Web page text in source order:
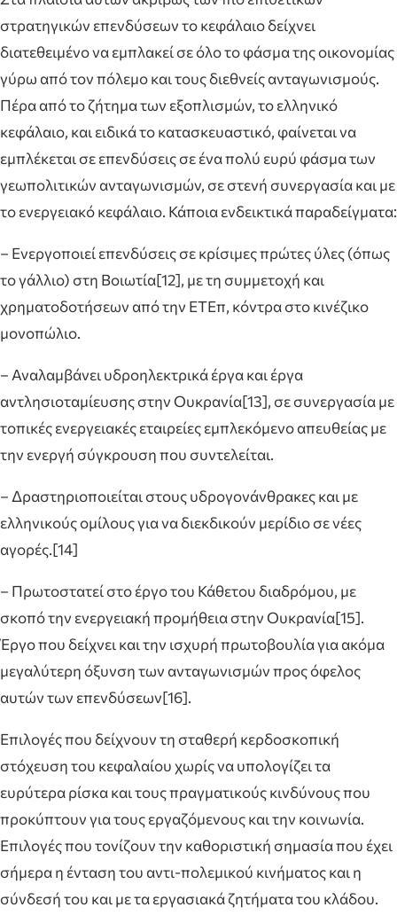
στρατηγικών επενδύσεων το κεφάλαιο δείχνει
διατεθειμένο να εμπλακεί σε όλο το φάσμα της οικονομίας
γύρω από τον πόλεμο και τους διεθνείς ανταγωνισμούς.
Πέρα από το ζήτημα των εξοπλισμών, το ελληνικό
κεφάλαιο, και ειδικά το κατασκευαστικό, φαίνεται να
εμπλέκεται σε επενδύσεις σε ένα πολύ ευρύ φάσμα των
γεωπολιτικών ανταγωνισμών, σε στενή συνεργασία και με
το ενεργειακό κεφάλαιο. Κάποια ενδεικτικά παραδείγματα:
– Ενεργοποιεί επενδύσεις σε κρίσιμες πρώτες ύλες (όπως
το γάλλιο) στη Βοιωτία[12], με τη συμμετοχή και
χρηματοδοτήσεων από την ΕΤΕπ, κόντρα στο κινέζικο
μονοπώλιο.
– Αναλαμβάνει υδροηλεκτρικά έργα και έργα
αντλησιοταμίευσης στην Ουκρανία[13], σε συνεργασία με
τοπικές ενεργειακές εταιρείες εμπλεκόμενο απευθείας με
την ενεργή σύγκρουση που συντελείται.
– Δραστηριοποιείται στους υδρογονάνθρακες και με
ελληνικούς ομίλους για να διεκδικούν μερίδιο σε νέες
αγορές.[14]
– Πρωτοστατεί στο έργο του Κάθετου διαδρόμου, με
σκοπό την ενεργειακή προμήθεια στην Ουκρανία[15].
Έργο που δείχνει και την ισχυρή πρωτοβουλία για ακόμα
μεγαλύτερη όξυνση των ανταγωνισμών προς όφελος
αυτών των επενδύσεων[16].
Επιλογές που δείχνουν τη σταθερή κερδοσκοπική
στόχευση του κεφαλαίου χωρίς να υπολογίζει τα
ευρύτερα ρίσκα και τους πραγματικούς κινδύνους που
προκύπτουν για τους εργαζόμενους και την κοινωνία.
Επιλογές που τονίζουν την καθοριστική σημασία που έχει
σήμερα η ένταση του αντι-πολεμικού κινήματος και η
σύνδεσή του και με τα εργασιακά ζητήματα του κλάδου.